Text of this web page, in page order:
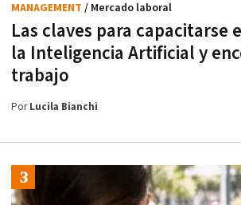
Las claves para capacitarse
la Inteligencia Artificial y
trabajo
MANAGEMENT / Mercado laboral
PorLucila Bianchi